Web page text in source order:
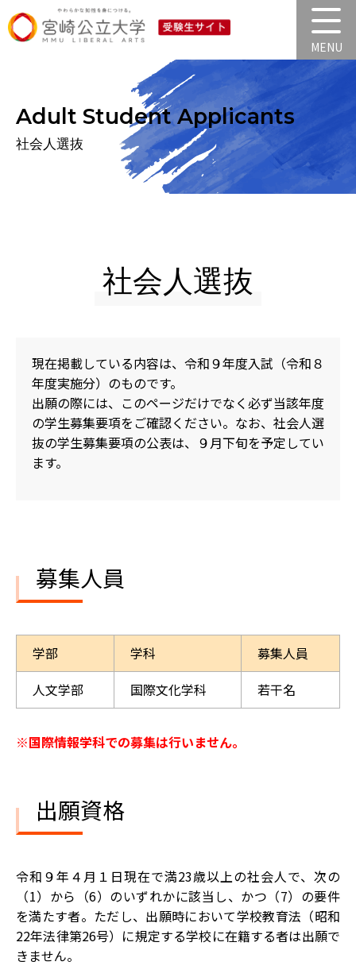
Adult Student Applicants
社会人選抜
社会人選抜
現在掲載している内容は、令和９年度入試（令和８
年度実施分）のものです。
出願の際には、このページだけでなく必ず当該年度
の学生募集要項をご確認ください。なお、社会人選
抜の学生募集要項の公表は、９月下旬を予定してい
ます。
募集人員
学部 学科
募集人員
人文学部
国際文化学科 若干名
※国際情報学科での募集は行いません。
出願資格
令和９年４月１日現在で満23歳以上の社会人で、次の
（1）から（6）のいずれかに該当し、かつ（7）の要件
を満たす者。ただし、出願時において学校教育法（昭和
22年法律第26号）に規定する学校に在籍する者は出願で
きません。